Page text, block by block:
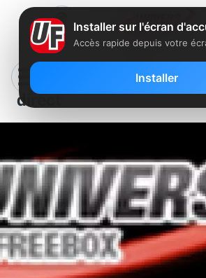
Suivez la conférence
direct
Installer sur l'écran
Accès rapide depuis votre
Installer